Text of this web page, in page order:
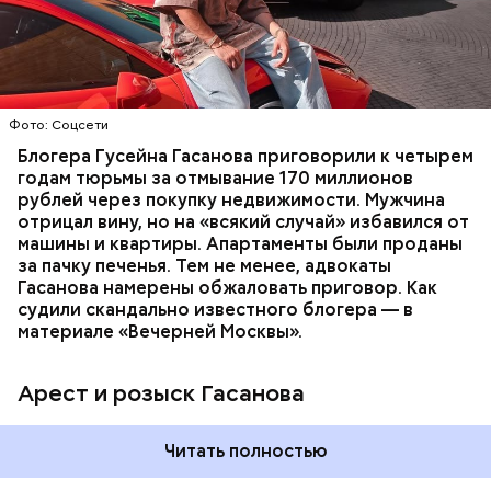
Фото: Соцсети
Блогера Гусейна Гасанова приговорили к четырем
годам тюрьмы за отмывание 170 миллионов
рублей через покупку недвижимости. Мужчина
отрицал вину, но на «всякий случай» избавился от
машины и квартиры. Апартаменты были проданы
за пачку печенья. Тем не менее, адвокаты
Гасанова намерены обжаловать приговор. Как
судили скандально известного блогера — в
материале «Вечерней Москвы».
Арест и розыск Гасанова
неуплате налогов и легализации преступных
доходов в особо крупном размере. В тот же день
мужчину заочно арестовали.
Читать полностью
НАЛОГИ ПОИСК ЛЮДЕЙ ДЕНЬГИ
МВД
ГАСАН ГУСЕЙНОВ
Началось расследование. В квартире потерпевших
Молодого человека задержали. На первом же
допросе он признался, что планировал отравить
только отчима. Тогда следователи посчитали, что
мотивом преступления была квартира родителей,
которая в случае их смерти перешла бы сыну. Но
спустя несколько дней Миссюра заявил, что ранее
уже травил других людей.